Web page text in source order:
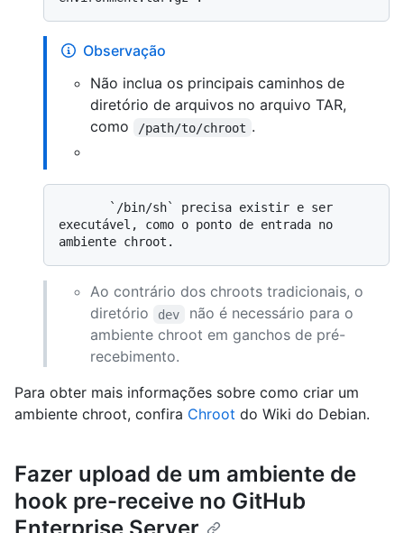
Observação
Não inclua os principais caminhos de
diretório de arquivos no arquivo TAR,
como
/path/to/chroot .
executável, como o ponto de entrada no
Ao contrário dos chroots tradicionais, o
diretório
dev
não é necessário para o
ambiente chroot em ganchos de pré-
recebimento.
Para obter mais informações sobre como criar um
ambiente chroot, confira Chroot do Wiki do Debian.
Fazer upload de um ambiente de
hook pre-receive no GitHub